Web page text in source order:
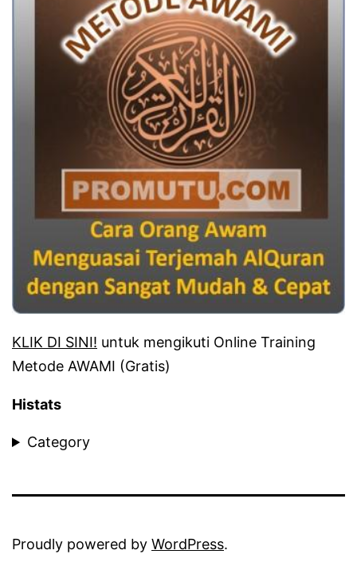
KLIK DI SINI! untuk mengikuti Online Training
Metode AWAMI (Gratis)
Histats
Category
Proudly powered by WordPress.